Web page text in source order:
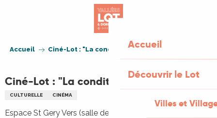
Accueil
Découvrir le Lot
Villes et
Accueil Ciné-Lot : "La condition"
Ciné-Lot : "La condition"
CULTURELLE CINÉMA
Espace St Gery Vers (salle des fêtes), 46090 Saint Géry-